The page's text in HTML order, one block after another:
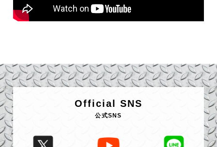
Official SNS
公式SNS